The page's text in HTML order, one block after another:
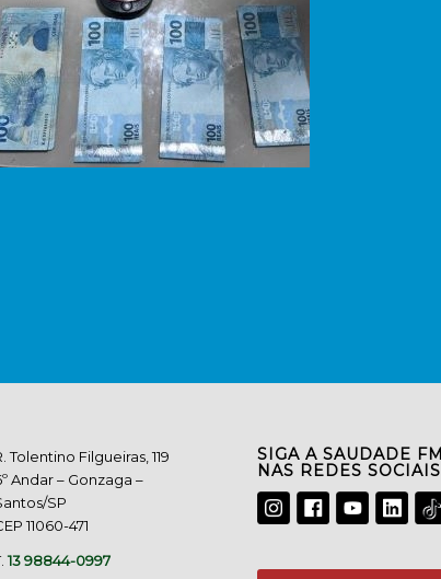
Tolentino Filgueiras, 119
Andar – Gonzaga –
SP
11060-471
13 98844-0997
SIGA A SAUDADE FM
NAS REDES SOCIAIS